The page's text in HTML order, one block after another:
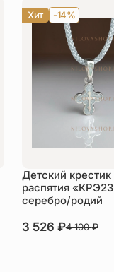
Хит -14%
Детский крестик
распятия
серебро/родий
3 526 ₽4 100₽